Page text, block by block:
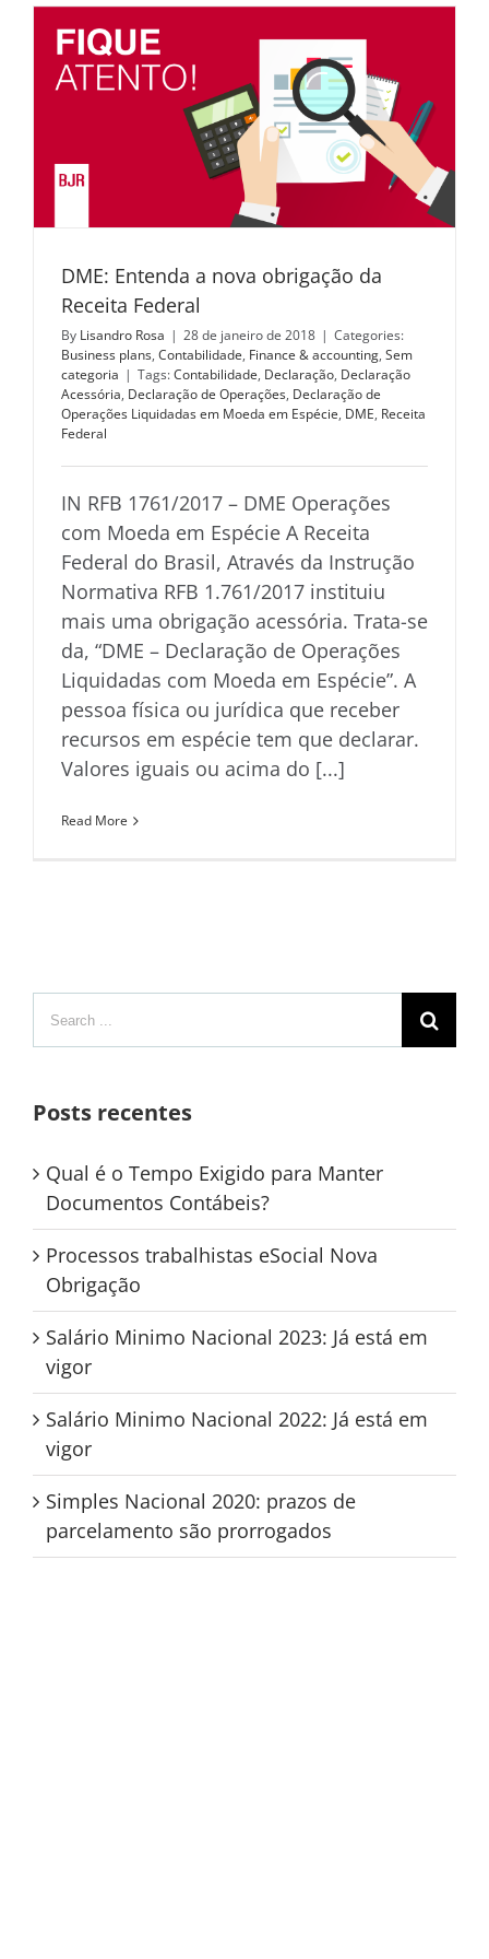
DME: Entenda a nova obrigação da
Receita Federal
By Lisandro Rosa | 28 de janeiro de 2018 | Categories:
Business plans, Contabilidade, Finance & accounting, Sem
categoria | Tags:Contabilidade, Declaração, Declaração
Acessória, Declaração de Operações, Declaração de
Operações Liquidadas em Moeda em Espécie, DME, Receita
Federal
IN RFB 1761/2017 – DME Operações
com Moeda em Espécie A Receita
Federal do Brasil, Através da Instrução
Normativa RFB 1.761/2017 instituiu
mais uma obrigação acessória. Trata-se
da, “DME – Declaração de Operações
Liquidadas com Moeda em Espécie”. A
pessoa física ou jurídica que receber
recursos em espécie tem que declarar.
Valores iguais ou acima do [...]
Read More
Posts recentes
Qual é o Tempo Exigido para Manter
Documentos Contábeis?
Processos trabalhistas eSocial Nova
Obrigação
Salário Minimo Nacional 2023: Já está em
vigor
Salário Minimo Nacional 2022: Já está em
vigor
Simples Nacional 2020: prazos de
parcelamento são prorrogados